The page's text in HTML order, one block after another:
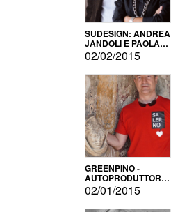
SUDESIGN: ANDREA
JANDOLI E PAOLA
PISAPIA
02/02/2015
GREENPINO -
AUTOPRODUTTORE
PER AMORE
02/01/2015